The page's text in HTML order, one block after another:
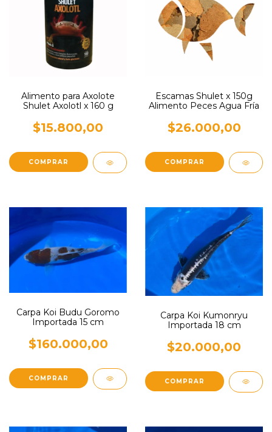
Alimento para Axolote
Shulet Axolotl x 160 g
$15.800,00
Escamas Shulet x 150g
Alimento Peces Agua Fría
$26.000,00
Carpa Koi Budu Goromo
Importada 15 cm
$160.000,00
Carpa Koi Kumonryu
Importada 18 cm
$20.000,00